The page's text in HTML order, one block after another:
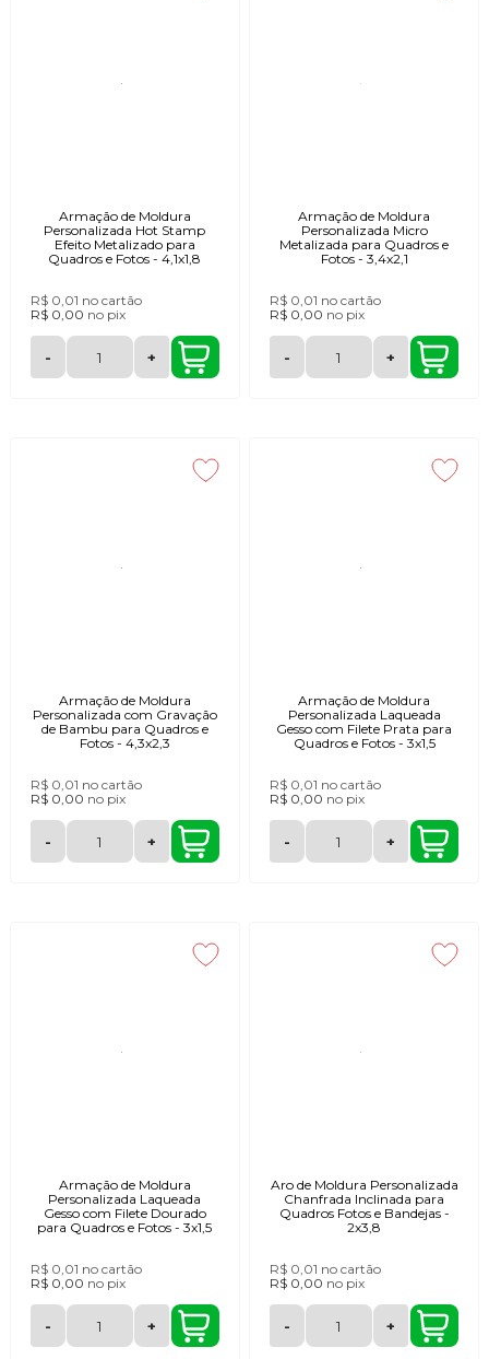
Armação de Moldura
Personalizada Hot Stamp
Efeito Metalizado para
Quadros e Fotos - 4,1x1,8
R$ 0,01 no cartão
R$ 0,00 no pix
- +
Armação de Moldura
Personalizada Micro
Metalizada para Quadros e
Fotos - 3,4x2,1
R$ 0,01 no cartão
R$ 0,00 no pix
- +
Armação de Moldura
Personalizada com Gravação
de Bambu para Quadros e
Fotos - 4,3x2,3
R$ 0,01 no cartão
R$ 0,00 no pix
- +
Armação de Moldura
Personalizada Laqueada
Gesso com Filete Prata para
Quadros e Fotos - 3x1,5
R$ 0,01 no cartão
R$ 0,00 no pix
- +
Armação de Moldura
Personalizada Laqueada
Gesso com Filete Dourado
para Quadros e Fotos - 3x1,5
R$ 0,01 no cartão
R$ 0,00 no pix
- +
Aro de Moldura Personalizada
Chanfrada Inclinada para
Quadros Fotos e Bandejas -
2x3,8
R$ 0,01 no cartão
R$ 0,00 no pix
- +